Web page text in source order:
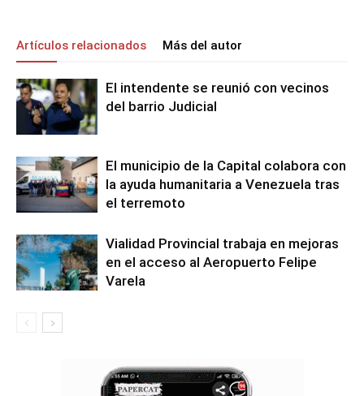
Artículos relacionados Más del autor
El intendente se reunió con vecinos
del barrio Judicial
El municipio de la Capital colabora con
la ayuda humanitaria a Venezuela tras
el terremoto
Vialidad Provincial trabaja en mejoras
en el acceso al Aeropuerto Felipe
Varela